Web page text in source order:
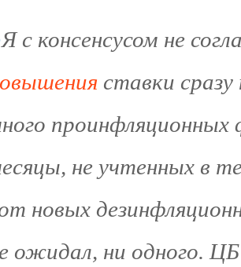
Я с консенсусом не
ставки
проинфляционных
не учтенных в
новых
ожидал, ни одного.